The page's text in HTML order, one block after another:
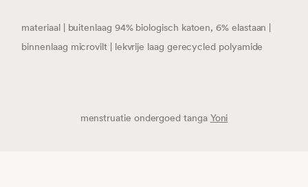
materiaal | buitenlaag 94% biologisch katoen, 6% elastaan |
binnenlaag microvilt | lekvrije laag gerecycled polyamide
menstruatie ondergoed tanga Yoni